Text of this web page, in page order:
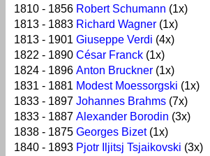
1810 - 1856 Robert Schumann (1x)
1813 - 1883 Richard Wagner (1x)
1813 - 1901 Giuseppe Verdi (4x)
1822 - 1890 César Franck (1x)
1824 - 1896 Anton Bruckner (1x)
1831 - 1881 Modest Moessorgski (1x)
1833 - 1897 Johannes Brahms (7x)
1833 - 1887 Alexander Borodin (3x)
1838 - 1875 Georges Bizet(1x)
1840 - 1893 Pjotr Iljitsj Tsjaikovski (3x)